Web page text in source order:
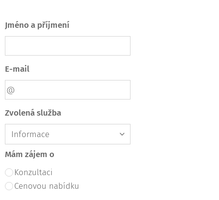
Jméno a příjmení
E-mail
Zvolená služba
Mám zájem o
Konzultaci
Cenovou nabídku